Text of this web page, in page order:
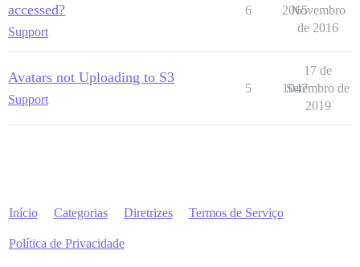
accessed?
Support
6 2065
Novembro
de 2016
Avatars not Uploading to S3
Support
5 1047
17 de
Setembro de
2019
Início Categorias Diretrizes Termos de Serviço
Política de Privacidade